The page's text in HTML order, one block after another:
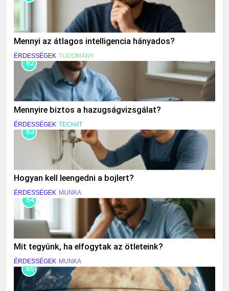
Mennyi az átlagos intelligencia hányados?
ÉRDESSÉGEK TUDOMÁNY
62
Mennyire biztos a hazugságvizsgálat?
ÉRDESSÉGEK TECH/IT
63
Hogyan kell leengedni a bojlert?
ÉRDESSÉGEK MUNKA
64
Mit tegyünk, ha elfogytak az ötleteink?
ÉRDESSÉGEK MUNKA
65